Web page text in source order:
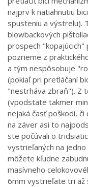
najprv k natiahnutiu
spusteniu a výstrelu).
blowbackových
prospech "kopajúcich"
pozrieme z
a tým nespôsobuje
(pokiaľ pri pretláčaní
"nestrháva zbraň"). Z
(vpodstate takmer
nejaká časť poškodí,
na záver asi to
ste počúvali o
vystrieľaných na
môžete kľudne
masívneho
6mm vystrieľate tri až